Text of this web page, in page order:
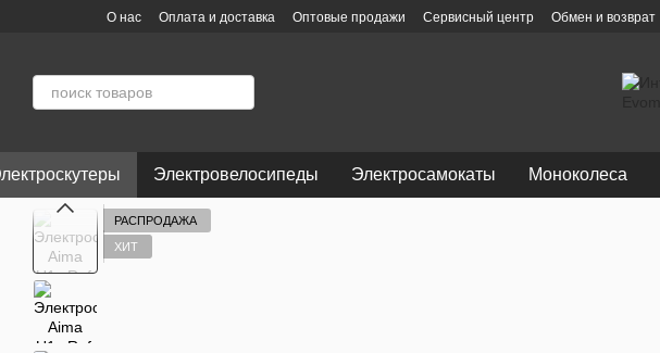
Перейти к основному контенту
О нас Оплата и доставка Оптовые продажи Сервисный центр Обмен и возврат
Электровелосипеды Электросамокаты Моноколеса
РАСПРОДАЖА
ХИТ